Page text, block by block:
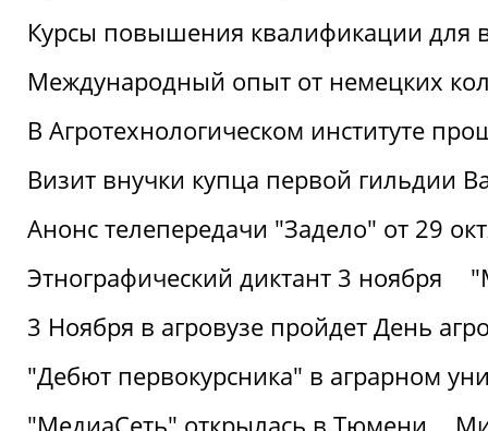
Курсы повышения квалификации для
Международный опыт от немецких
В Агротехнологическом институте
Визит внучки купца первой гильдии
Анонс телепередачи "Задело" от 29
Этнографический диктант 3 ноября
3 Ноября в агровузе пройдет День
"Дебют первокурсника" в аграрном
"МедиаСеть" открылась в Тюмени